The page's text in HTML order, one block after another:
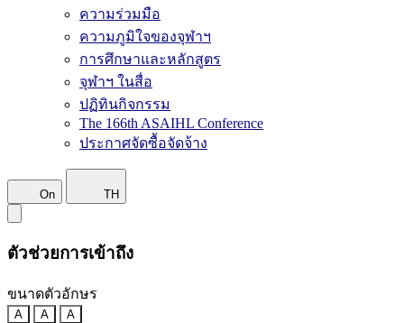
ความร่วมมือ
ความภูมิใจของจุฬาฯ
การศึกษาและหลักสูตร
จุฬาฯ ในสื่อ
ปฏิทินกิจกรรม
The 166th ASAIHL Conference
ประกาศจัดซื้อจัดจ้าง
On TH
ตัวช่วยการเข้าถึง
ขนาดตัวอักษร
A A A